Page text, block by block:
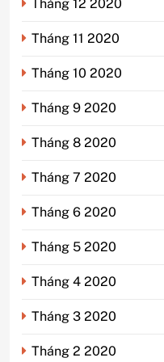
Tháng 12 2020
Tháng 11 2020
Tháng 10 2020
Tháng 9 2020
Tháng 8 2020
Tháng 7 2020
Tháng 6 2020
Tháng 5 2020
Tháng 4 2020
Tháng 3 2020
Tháng 2 2020